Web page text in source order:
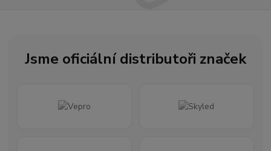
Jsme oficiální distributoři značek